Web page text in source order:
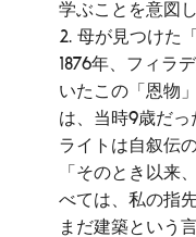
学ぶことを意図
2. 母が見つけた
1876年、フィラ
いたこの「恩物
は、当時9歳だっ
ライトは自叙伝
「そのとき以来
べては、私の指
まだ建築という